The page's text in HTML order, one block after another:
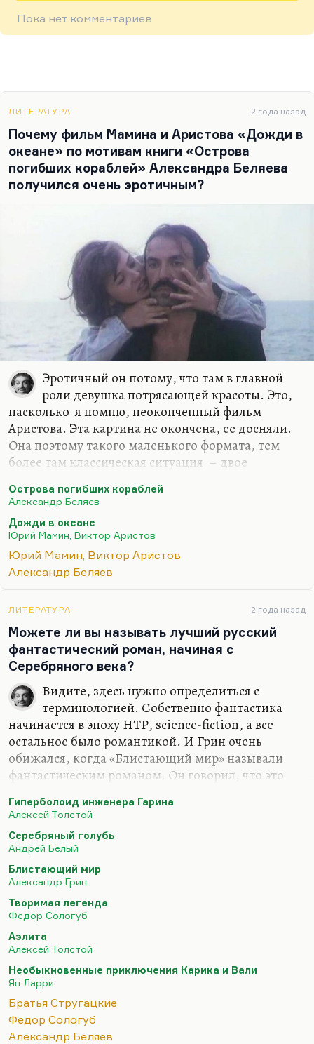
Пока нет комментариев
ЛИТЕРАТУРА 2 года назад
Почему фильм Мамина и Аристова «Дожди в
океане» по мотивам книги «Острова
погибших кораблей» Александра Беляева
получился очень эротичным?
Эротичный он потому, что там в главной
роли девушка потрясающей красоты. Это,
насколько я помню, неоконченный фильм
Аристова. Эта картина не окончена, ее досняли.
Она поэтому такого маленького формата, тем
более там классическая ситуация – двое
фильм перекрестной стилистики, потому что
делали двое.
Да, начинал Аристов, а заканчивал Мамин –
человек, который героически отважился
закончить работу старшего друга, но дело в том,
стилистики, поэтому картина получилась такой
бродящей. Но там действительно в главной роли
изумительно красивая Анна Молчанова, которая,
кстати говоря,…
Острова погибших кораблей
Александр Беляев
Дожди в океане
Юрий Мамин, Виктор Аристов
Юрий Мамин, Виктор Аристов
Александр Беляев
ЛИТЕРАТУРА 2 года назад
Можете ли вы называть лучший русский
фантастический роман, начиная с
Серебряного века?
Видите, здесь нужно определиться с
терминологией. Собственно фантастика
начинается в эпоху НТР, science-fiction, а все
остальное было романтикой. И Грин очень
обижался, когда «Блистающий мир» называли
фантастическим романом. Он говорил, что это
фантастической прозу Сологуба, в частности,
присутствуют элементы фэнтези, да даже
элементы научной фантастики. Думаю, нет. И
первая русская фантастика — это не «Русские
ночи» Одоевского, а, если на то пошло, «Красная
звезда» Богданова. Наверное, в каком-то смысле
первые советские фантастические романы — это
«Аэлита» и «Гиперболоид инженера Гарина», хотя
Гиперболоид инженера Гарина
Алексей Толстой
Серебряный голубь
Андрей Белый
Блистающий мир
Александр Грин
Творимая легенда
Федор Сологуб
Аэлита
Алексей Толстой
Необыкновенные приключения Карика и Вали
Ян Ларри
Братья Стругацкие
Федор Сологуб
Александр Беляев